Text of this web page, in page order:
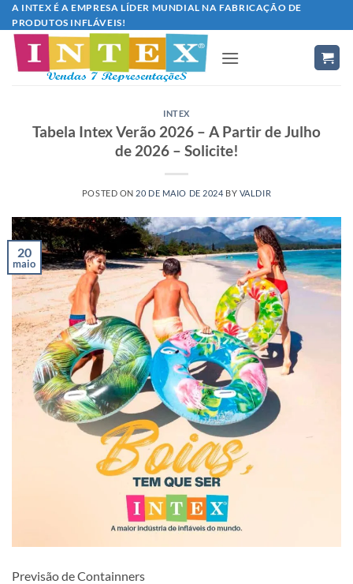
Skip
to
content
A INTEX É A EMPRESA LÍDER MUNDIAL NA FABRICAÇÃO DE
PRODUTOS INFLÁVEIS!
INTEX
Tabela Intex Verão 2026 – A Partir de Julho
de 2026 – Solicite!
POSTED ON 20 DE MAIO DE 2024 BY VALDIR
20
maio
Previsão de Containners